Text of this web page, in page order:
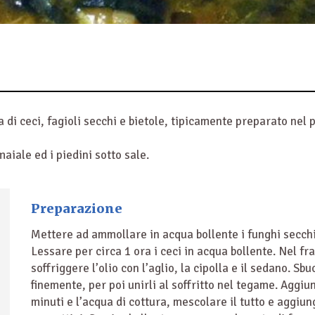
di ceci, fagioli secchi e bietole, tipicamente preparato
ed i piedini sotto sale.
Preparazione
Mettere ad ammollare in acqua bollente i funghi
Lessare per circa 1 ora i ceci in acqua bollente. Nel
soffriggere l’olio con l’aglio, la cipolla e il sedano.
finemente, per poi unirli al soffritto nel tegame.
minuti e l’acqua di cottura, mescolare il tutto e